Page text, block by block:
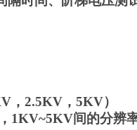
，2.5KV，5KV）
1KV~5KV间的分辨